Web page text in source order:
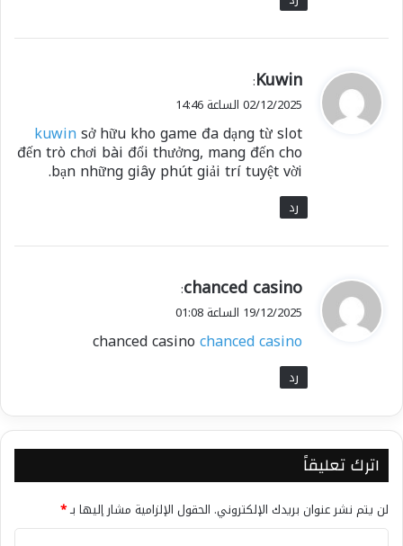
ي
ق
ل
Kuwin
:
02/12/2025 الساعة 14:46
kuwinsở hữu kho game đa dạng từ slot
đến trò chơi bài đổi thưởng, mang đến cho
bạn những giây phút giải trí tuyệt vời.
رد
ي
ق
ل
chanced casino
:
19/12/2025 الساعة 01:08
chanced casinochanced casino
رد
اترك تعليقاً
لن يتم نشر عنوان بريدك الإلكتروني. الحقول الإلزامية مشار إليها بـ*